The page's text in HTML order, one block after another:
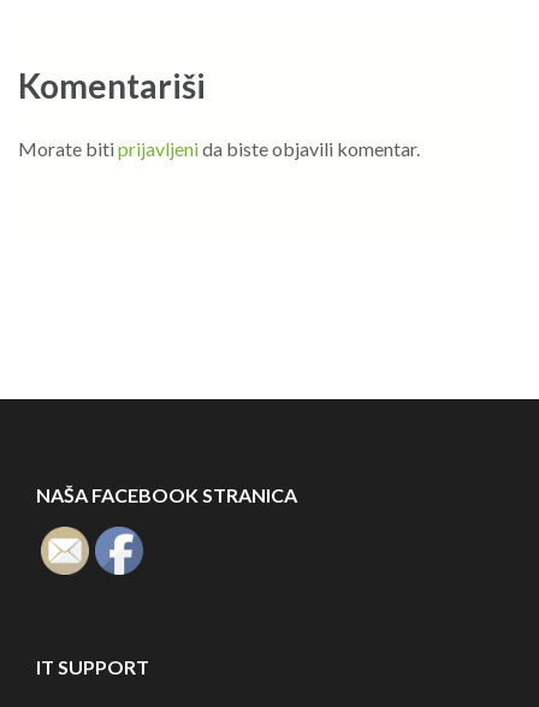
Komentariši
Morate biti prijavljenida biste objavili komentar.
NAŠA FACEBOOK STRANICA
IT SUPPORT